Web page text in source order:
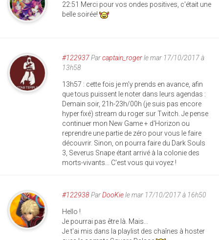
22:51 Merci pour vos ondes positives, c'était une
belle soirée!
#122937Parcaptain_rogerle mar 17/10/2017 à
13h58
13h57 : cette fois je m'y prends en avance, afin
que tous puissent le noter dans leurs agendas :
Demain soir, 21h-23h/00h (je suis pas encore
hyper fixé) stream du roger sur Twitch. Je pense
continuer mon New Game + d'Horizon ou
reprendre une partie de zéro pour vous le faire
découvrir. Sinon, on pourra faire du Dark Souls
3, Severus Snape étant arrivé à la colonie des
morts-vivants... C'est vous qui voyez !
#122938ParDooKiele mar 17/10/2017 à 16h50
Hello !
Je pourrai pas être là. Mais...
Je t'ai mis dans la playlist des chaînes à hoster